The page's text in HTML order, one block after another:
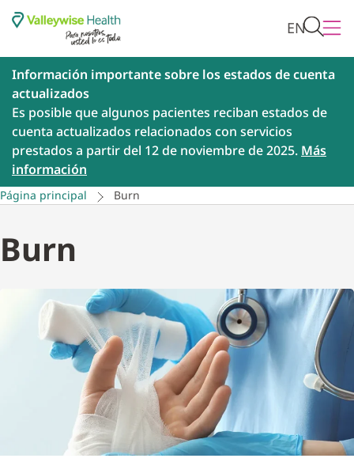
EN
Información importante sobre los estados de cuenta
actualizados
Es posible que algunos pacientes reciban estados de
cuenta actualizados relacionados con servicios
prestados a partir del 12 de noviembre de 2025. Más
información
Página principal Burn
Burn